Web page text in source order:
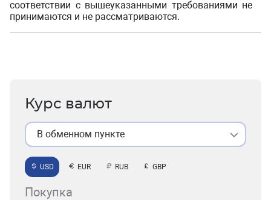
соответствии с вышеуказанными требованиями не
принимаются и не рассматриваются.
Курс валют
В обменном пункте
USD EUR RUB GBP
Покупка